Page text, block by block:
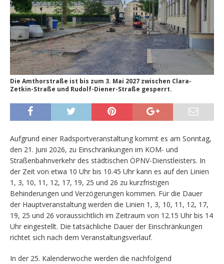
Die Amthorstraße ist bis zum 3. Mai 2027 zwischen Clara-
Zetkin-Straße und Rudolf-Diener-Straße gesperrt.
Aufgrund einer Radsportveranstaltung kommt es am Sonntag,
den 21. Juni 2026, zu Einschränkungen im KOM- und
Straßenbahnverkehr des städtischen ÖPNV-Dienstleisters. In
der Zeit von etwa 10 Uhr bis 10.45 Uhr kann es auf den Linien
1, 3, 10, 11, 12, 17, 19, 25 und 26 zu kurzfristigen
Behinderungen und Verzögerungen kommen. Für die Dauer
der Hauptveranstaltung werden die Linien 1, 3, 10, 11, 12, 17,
19, 25 und 26 voraussichtlich im Zeitraum von 12.15 Uhr bis 14
Uhr eingestellt. Die tatsächliche Dauer der Einschränkungen
richtet sich nach dem Veranstaltungsverlauf.
In der 25. Kalenderwoche werden die nachfolgend